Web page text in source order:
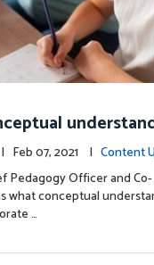
| Feb 07, 2021 | Content
Pedagogy Officer and Co-
what conceptual
…